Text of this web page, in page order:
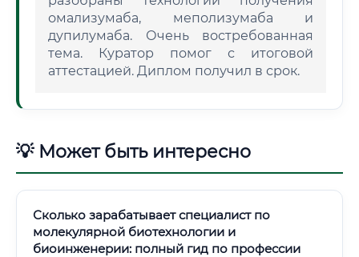
омализумаба, меполизумаба и
дупилумаба. Очень востребованная
тема. Куратор помог с итоговой
аттестацией. Диплом получил в срок.
💡 Может быть интересно
Сколько зарабатывает специалист по
молекулярной биотехнологии и
биоинженерии: полный гид по профессии